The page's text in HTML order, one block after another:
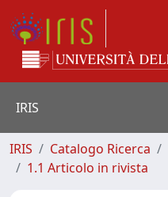
IRIS
IRIS Catalogo Ricerca
1.1 Articolo in rivista